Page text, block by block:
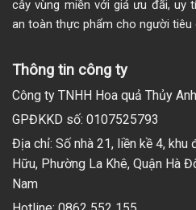
cây vùng miền với giá ưu đãi, uy
an toàn thực phẩm cho người tiêu
Thông tin công ty
Công ty TNHH Hoa quả Thủy Anh
GPĐKKD số: 0107525793
Địa chỉ: Số nhà 21, liền kề 4,
Hữu, Phường La Khê, Quận Hà
Nam